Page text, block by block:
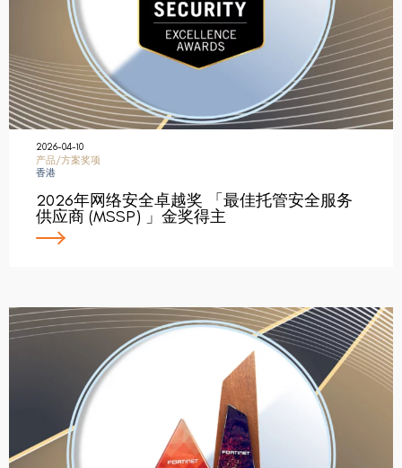
2026-04-10
产品/方案奖项
香港
2026年网络安全卓越奖 「最佳托管安全服务
供应商 (MSSP) 」金奖得主